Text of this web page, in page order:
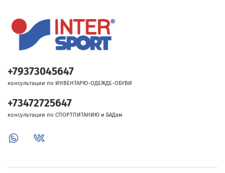
+79373045647
консультации по ИНВЕНТАРЮ-ОДЕЖДЕ-ОБУВИ
+73472725647
консультации по СПОРТПИТАНИЮ и БАДам